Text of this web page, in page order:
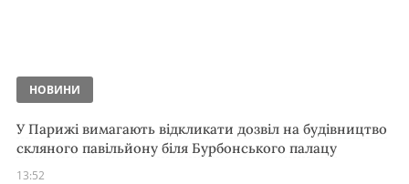
НОВИНИ
У Парижі вимагають відкликати дозвіл на будівництво
скляного павільйону біля Бурбонського палацу
13:52